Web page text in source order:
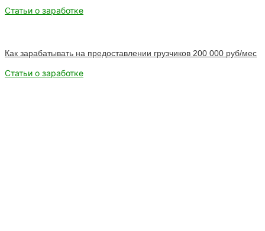
Статьи о заработке
Как зарабатывать на предоставлении грузчиков 200 000 руб/мес
Статьи о заработке